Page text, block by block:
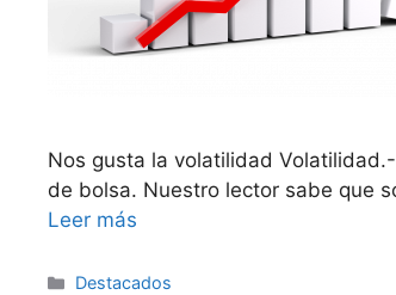
Nos gusta la volatilidad
de bolsa. Nuestro lector sabe que
Leer más
Categorías
Destacados